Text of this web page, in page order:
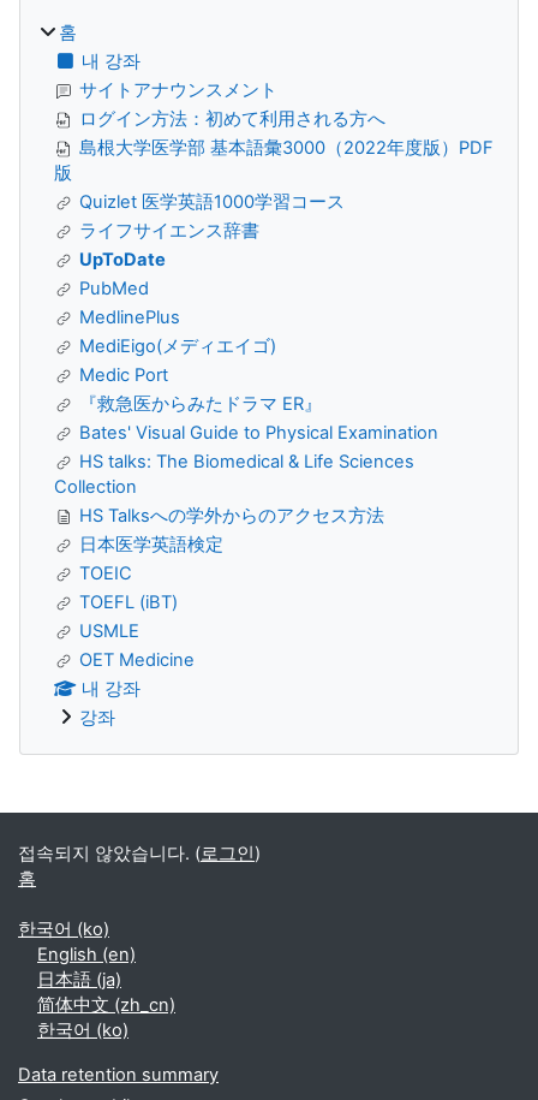
홈
내 강좌
サイトアナウンスメント
ログイン方法：初めて利用される方へ
島根大学医学部 基本語彙3000（2022年度版）PDF
版
Quizlet 医学英語1000学習コース
ライフサイエンス辞書
UpToDate
PubMed
MedlinePlus
MediEigo(メディエイゴ)
Medic Port
『救急医からみたドラマ ER』
Bates' Visual Guide to Physical Examination
HS talks: The Biomedical & Life Sciences
Collection
HS Talksへの学外からのアクセス方法
日本医学英語検定
TOEIC
TOEFL (iBT)
USMLE
OET Medicine
내 강좌
강좌
Supplementary blocks
접속되지 않았습니다. (로그인)
홈
한국어 ‎(ko)‎
English ‎(en)‎
日本語 ‎(ja)‎
简体中文 ‎(zh_cn)‎
한국어 ‎(ko)‎
Data retention summary